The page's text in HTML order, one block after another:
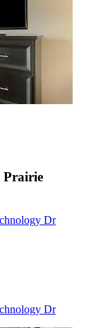
Prairie
Dr
Dr